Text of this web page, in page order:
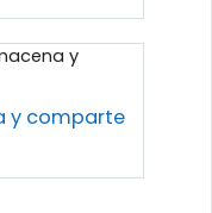
y comparte